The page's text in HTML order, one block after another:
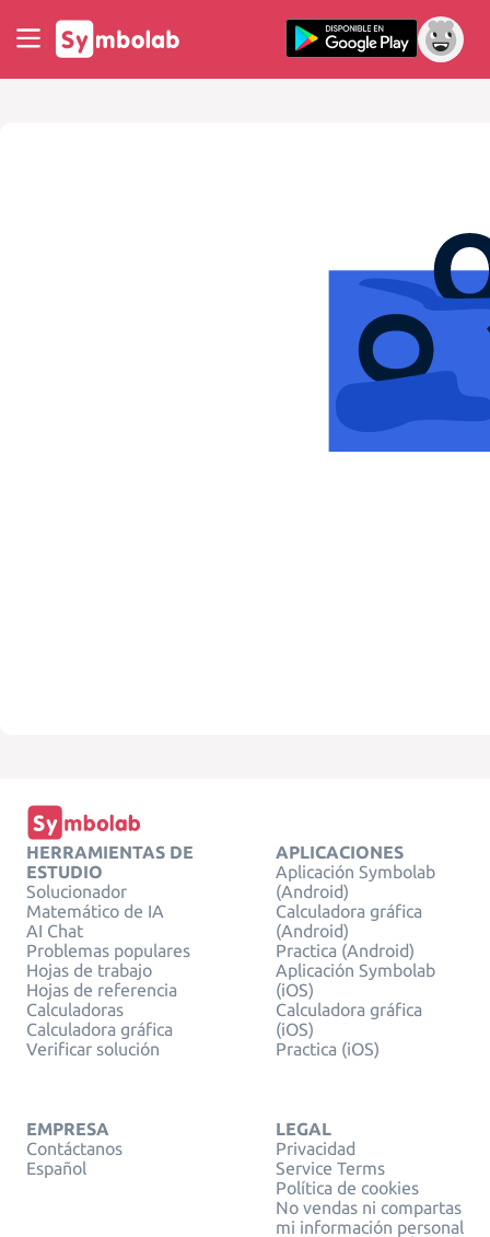
HERRAMIENTAS DE
ESTUDIO
Solucionador
Matemático de IA
AI Chat
Problemas populares
Hojas de trabajo
Hojas de referencia
Calculadoras
Calculadora gráfica
Verificar solución
APLICACIONES
Aplicación Symbolab
(Android)
Calculadora gráfica
(Android)
Practica (Android)
Aplicación Symbolab
(iOS)
Calculadora gráfica
(iOS)
Practica (iOS)
EMPRESA
Contáctanos
Español
LEGAL
Privacidad
Service Terms
Política de cookies
No vendas ni compartas
mi información personal